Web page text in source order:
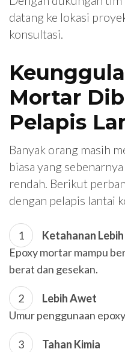
datang ke lokasi
konsultasi.
Mortar
Pelapis
Banyak orang masih
biasa yang
rendah. Berikut
dengan pelapis lantai
Ketahanan
Epoxy mortar mampu
berat dan gesekan.
Lebih Awet
Umur penggunaan
Tahan Kimia